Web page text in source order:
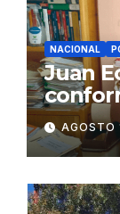
NACIONAL
Juan
AGOSTO